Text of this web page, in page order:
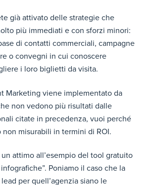
già attivato delle strategie che
più immediati e con sforzi minori:
di contatti commerciali, campagne
o convegni in cui conoscere
i loro biglietti da visita.
Marketing viene implementato da
non vedono più risultati dalle
citate in precedenza, vuoi perché
misurabili in termini di ROI.
attimo all’esempio del tool gratuito
Poniamo il caso che la
per quell’agenzia siano le